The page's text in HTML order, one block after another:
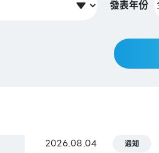
發表年份
2026.08.04 通知